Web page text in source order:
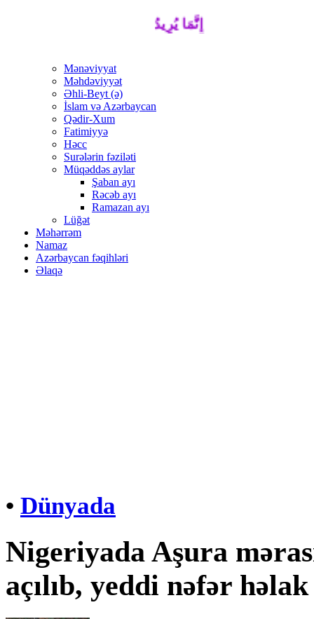
إِنَّمَا يُرِيدُ اللَّهُ لِيُذْهِبَ عَنْكُمُ
Mənəviyyat
Məhdəviyyət
Əhli-Beyt (ə)
İslam və Azərbaycan
Qədir-Xum
Fatimiyyə
Həcc
Surələrin fəziləti
Müqəddəs aylar
Şaban ayı
Rəcəb ayı
Ramazan ayı
Lüğət
Məhərrəm
Namaz
Azərbaycan fəqihləri
Əlaqə
• Dünyada
Nigeriyada Aşura
açılıb, yeddi nəfər